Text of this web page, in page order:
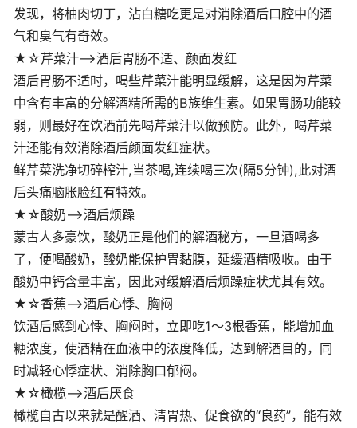
发现，将柚肉切丁，沾白糖吃更是对消除酒后口腔中的酒
气和臭气有奇效。
★☆芹菜汁——>酒后胃肠不适、颜面发红
酒后胃肠不适时，喝些芹菜汁能明显缓解，这是因为芹菜
中含有丰富的分解酒精所需的B族维生素。如果胃肠功能较
弱，则最好在饮酒前先喝芹菜汁以做预防。此外，喝芹菜
汁还能有效消除酒后颜面发红症状。
鲜芹菜洗净切碎榨汁,当茶喝,连续喝三次(隔5分钟),此对酒
后头痛脑胀脸红有特效。
★☆酸奶——>酒后烦躁
蒙古人多豪饮，酸奶正是他们的解酒秘方，一旦酒喝多
了，便喝酸奶，酸奶能保护胃黏膜，延缓酒精吸收。由于
酸奶中钙含量丰富，因此对缓解酒后烦躁症状尤其有效。
★☆香蕉——>酒后心悸、胸闷
饮酒后感到心悸、胸闷时，立即吃1～3根香蕉，能增加血
糖浓度，使酒精在血液中的浓度降低，达到解酒目的，同
时减轻心悸症状、消除胸口郁闷。
★☆橄榄——>酒后厌食
橄榄自古以来就是醒酒、清胃热、促食欲的“良药”，能有效